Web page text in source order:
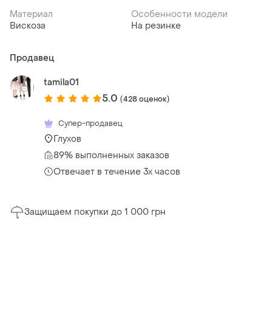
Материал
Вискоза
Особенности модели
На резинке
Продавец
tamila01
5.0 (428 оценок)
Супер-продавец
Глухов
89% выполненных заказов
Отвечает в течение 3х часов
Защищаем покупки до 1 000 грн